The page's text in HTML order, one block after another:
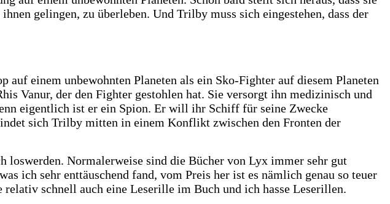
gelingen, zu überleben. Und Trilby muss sich eingestehen, dass der
einem unbewohnten Planeten als ein Sko-Fighter auf diesem Planeten
Vanur, der den Fighter gestohlen hat. Sie versorgt ihn medizinisch und
eigentlich ist er ein Spion. Er will ihr Schiff für seine Zwecke
sich Trilby mitten in einem Konflikt zwischen den Fronten der
loswerden. Normalerweise sind die Bücher von Lyx immer sehr gut
ich sehr enttäuschend fand, vom Preis her ist es nämlich genau so teuer
schnell auch eine Leserille im Buch und ich hasse Leserillen.